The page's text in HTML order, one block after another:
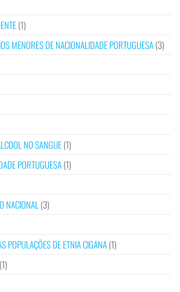
(1)
MENORES DE NACIONALIDADE PORTUGUESA(3)
NO SANGUE(1)
PORTUGUESA(1)
NACIONAL (3)
POPULAÇÕES DE ETNIA CIGANA(1)
(1)